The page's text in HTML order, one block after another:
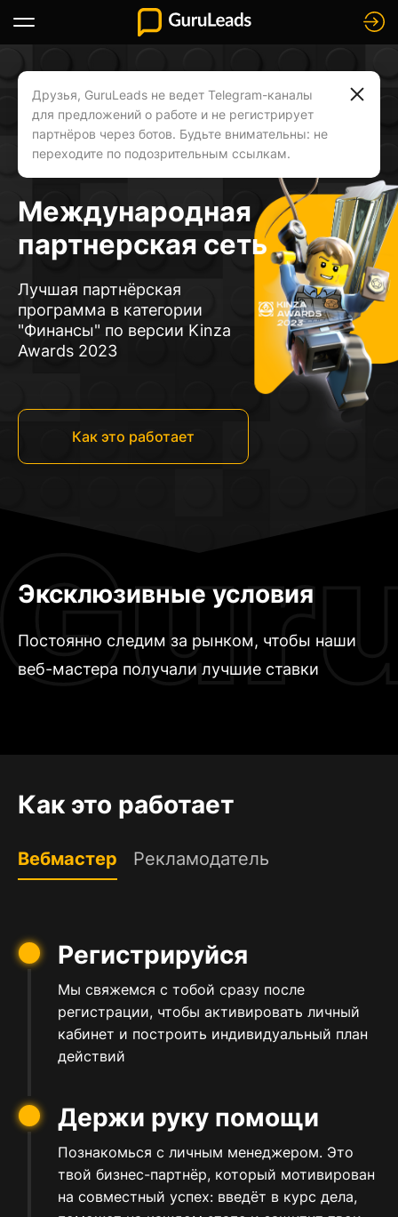
Toggle
Друзья, GuruLeads не ведет Telegram-каналы
для предложений о работе и не регистрирует
партнёров через ботов. Будьте внимательны: не
переходите по подозрительным ссылкам.
Международная
партнерская сеть
Лучшая партнёрская
программа в категории
"Финансы" по версии Kinza
Awards 2023
Как это работает
Эксклюзивные условия
Постоянно следим за рынком, чтобы наши
веб-мастера получали лучшие ставки
Как это работает
Вебмастер Рекламодатель
Регистрируйся
Мы свяжемся с тобой сразу после
регистрации, чтобы активировать личный
кабинет и построить индивидуальный план
действий
Держи руку помощи
Познакомься с личным менеджером. Это
твой бизнес-партнёр, который мотивирован
на совместный успех: введёт в курс дела,